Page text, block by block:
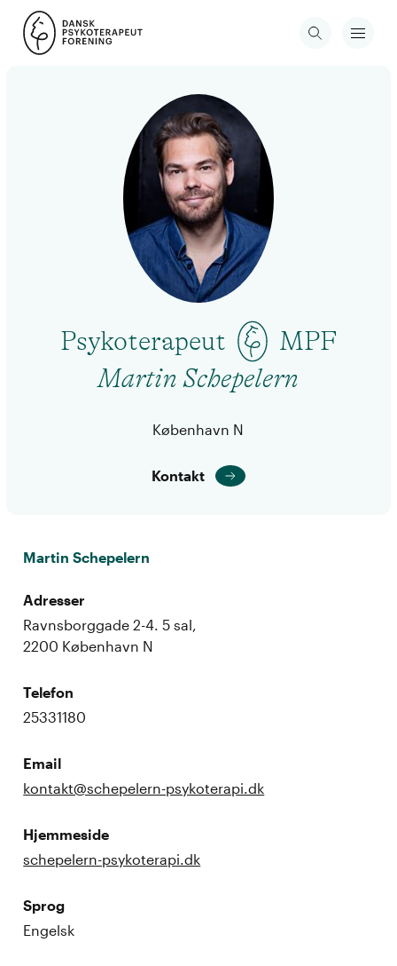
Psykoterapeut
MPF
Martin Schepelern
København N
Kontakt
Martin Schepelern
Adresser
Ravnsborggade 2-4. 5 sal,
2200 København N
Telefon
25331180
Email
kontakt@schepelern-psykoterapi.dk
Hjemmeside
schepelern-psykoterapi.dk
Sprog
Engelsk